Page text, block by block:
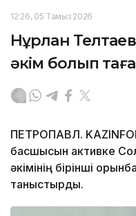
12:26, 05 Тамыз 2026
Нұрлан
әкім болып
ПЕТРОПАВЛ.
басшысын активке
әкімінің бірінші
таныстырды.